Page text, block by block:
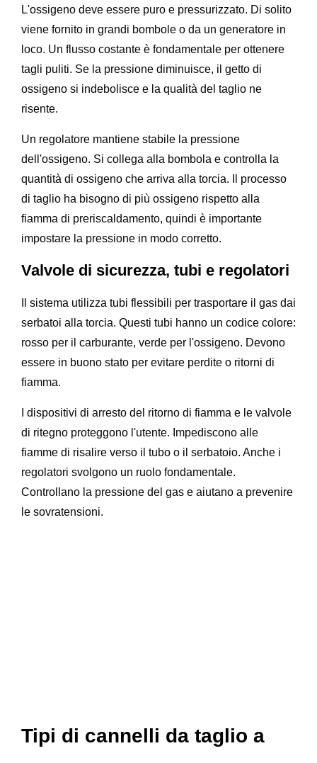
L'ossigeno deve essere puro e pressurizzato. Di solito
viene fornito in grandi bombole o da un generatore in
loco. Un flusso costante è fondamentale per ottenere
tagli puliti. Se la pressione diminuisce, il getto di
ossigeno si indebolisce e la qualità del taglio ne
risente.
Un regolatore mantiene stabile la pressione
dell'ossigeno. Si collega alla bombola e controlla la
quantità di ossigeno che arriva alla torcia. Il processo
di taglio ha bisogno di più ossigeno rispetto alla
fiamma di preriscaldamento, quindi è importante
impostare la pressione in modo corretto.
Valvole di sicurezza, tubi e regolatori
Il sistema utilizza tubi flessibili per trasportare il gas dai
serbatoi alla torcia. Questi tubi hanno un codice colore:
rosso per il carburante, verde per l'ossigeno. Devono
essere in buono stato per evitare perdite o ritorni di
fiamma.
I dispositivi di arresto del ritorno di fiamma e le valvole
di ritegno proteggono l'utente. Impediscono alle
fiamme di risalire verso il tubo o il serbatoio. Anche i
regolatori svolgono un ruolo fondamentale.
Controllano la pressione del gas e aiutano a prevenire
le sovratensioni.
Tipi di cannelli da taglio a